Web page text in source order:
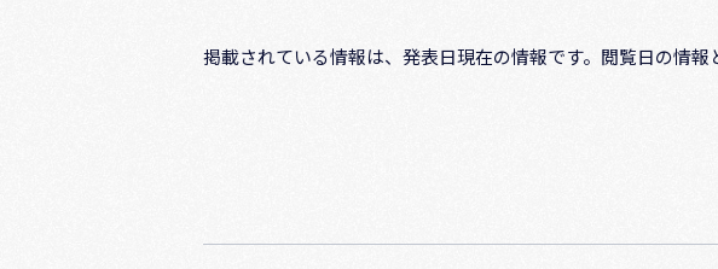
掲載されている情報は、発表日現在の情報です。閲覧日の情